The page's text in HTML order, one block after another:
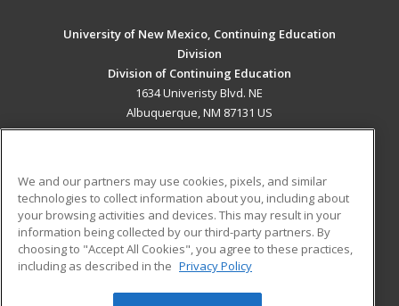
University of New Mexico, Continuing Education
Division
Division of Continuing Education
1634 Univeristy Blvd. NE
Albuquerque, NM 87131 US
ADDITIONAL RESOURCES
Military
Financial Assistance
Help
Student Blog
We and our partners may use cookies, pixels, and similar
technologies to collect information about you, including about
your browsing activities and devices. This may result in your
information being collected by our third-party partners. By
choosing to "Accept All Cookies", you agree to these practices,
including as described in the Privacy Policy